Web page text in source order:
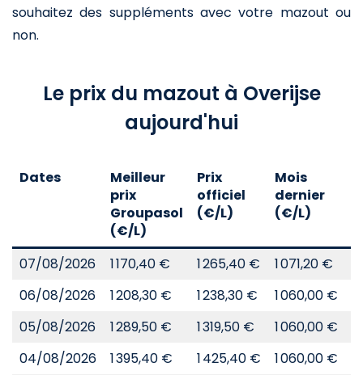
souhaitez des suppléments avec votre mazout ou
non.
Le prix du mazout à Overijse
aujourd'hui
Dates
Meilleur
prix
Groupasol
(€/L)
Prix
officiel
(€/L)
Mois
dernier
(€/L)
07/08/2026 1 170,40 € 1 265,40 € 1 071,20 €
06/08/2026
1 208,30 € 1 238,30 € 1 060,00 €
05/08/2026
1 289,50 € 1 319,50 € 1 060,00 €
04/08/2026
1 395,40 € 1 425,40 € 1 060,00 €